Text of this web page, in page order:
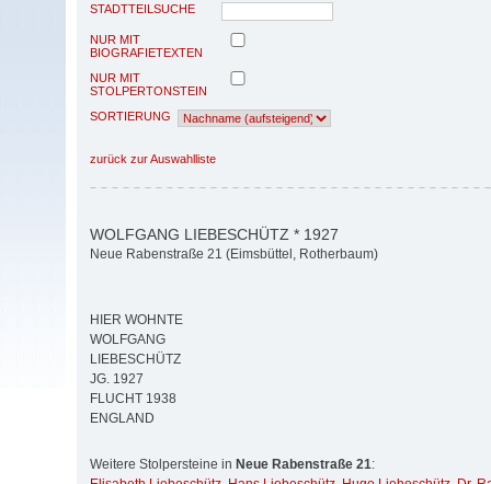
STADTTEILSUCHE
NUR MIT
BIOGRAFIETEXTEN
NUR MIT
STOLPERTONSTEIN
SORTIERUNG
zurück zur Auswahlliste
WOLFGANG LIEBESCHÜTZ * 1927
Neue Rabenstraße 21 (Eimsbüttel, Rotherbaum)
HIER WOHNTE
WOLFGANG
LIEBESCHÜTZ
JG. 1927
FLUCHT 1938
ENGLAND
Weitere Stolpersteine in Neue Rabenstraße 21: